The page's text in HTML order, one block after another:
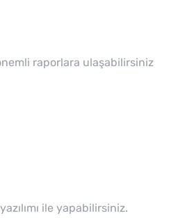
raporlara ulaşabilirsiniz
ile yapabilirsiniz.